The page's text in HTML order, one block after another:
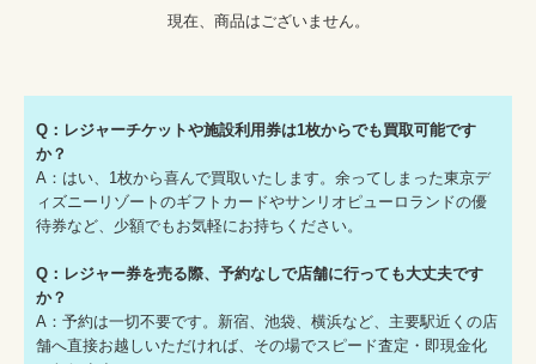
現在、商品はございません。
Q：レジャーチケットや施設利用券は1枚からでも買取可能です
か？
A：はい、1枚から喜んで買取いたします。余ってしまった東京デ
ィズニーリゾートのギフトカードやサンリオピューロランドの優
待券など、少額でもお気軽にお持ちください。
Q：レジャー券を売る際、予約なしで店舗に行っても大丈夫です
か？
A：予約は一切不要です。新宿、池袋、横浜など、主要駅近くの店
舗へ直接お越しいただければ、その場でスピード査定・即現金化